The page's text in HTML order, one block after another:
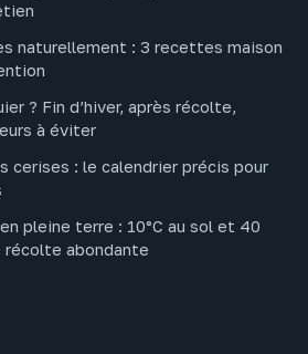
naturellement : 3 recettes maison
? Fin d’hiver, après récolte,
à éviter
cerises : le calendrier précis pour
pleine terre : 10°C au sol et 40
récolte abondante